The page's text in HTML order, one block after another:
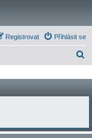
Přihlásit se
Registrovat
d
t